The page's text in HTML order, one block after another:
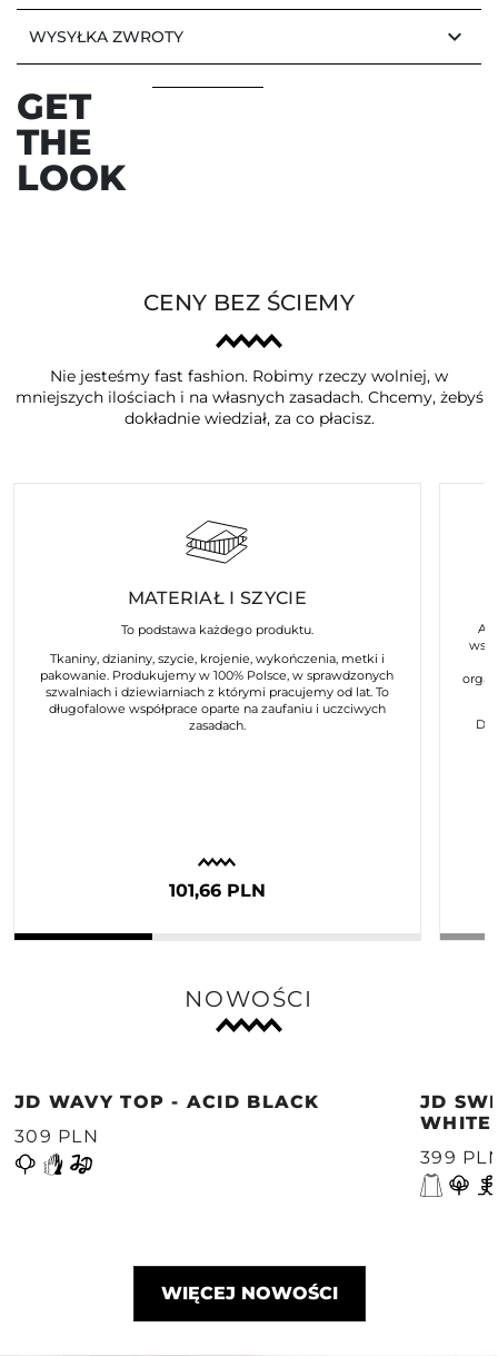
WYSYŁKA ZWROTY keyboard_arrow_down
GET
THE
LOOK
CENY BEZ ŚCIEMY
Nie jesteśmy fast fashion. Robimy rzeczy wolniej, w
mniejszych ilościach i na własnych zasadach. Chcemy, żebyś
dokładnie wiedział, za co płacisz.
MATERIAŁ I SZYCIE
To podstawa każdego produktu.
Tkaniny, dzianiny, szycie, krojenie, wykończenia, metki i
pakowanie. Produkujemy w 100% Polsce, w sprawdzonych
szwalniach i dziewiarniach z którymi pracujemy od lat. To
długofalowe współprace oparte na zaufaniu i uczciwych
zasadach.
101,66 PLN
NOWOŚCI
JD WAVY TOP - ACID BLACK
309 PLN
JD
WHITE
399
WIĘCEJ NOWOŚCI